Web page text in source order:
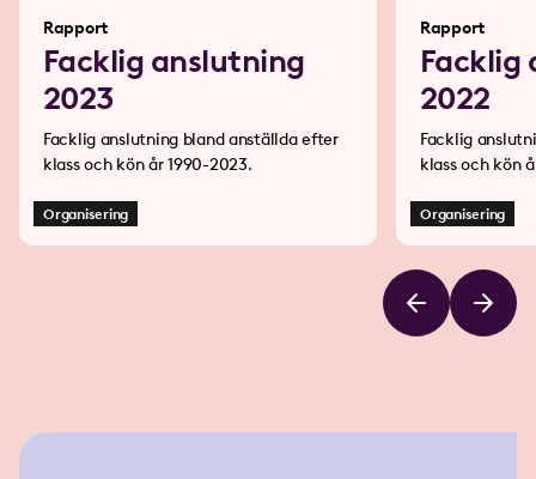
Rapport
Facklig anslutning
2023
Facklig anslutning bland anställda efter
klass och kön år 1990-2023.
Organisering
Rapport
Facklig
2022
Facklig
Organisering